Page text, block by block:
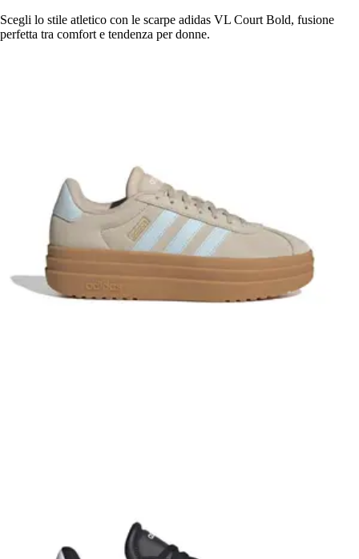
Scegli lo stile atletico con le scarpe adidas VL Court Bold, fusione
perfetta tra comfort e tendenza per donne.